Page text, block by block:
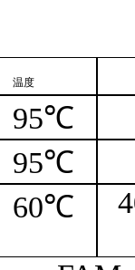
温度
95℃
95℃
60℃
4